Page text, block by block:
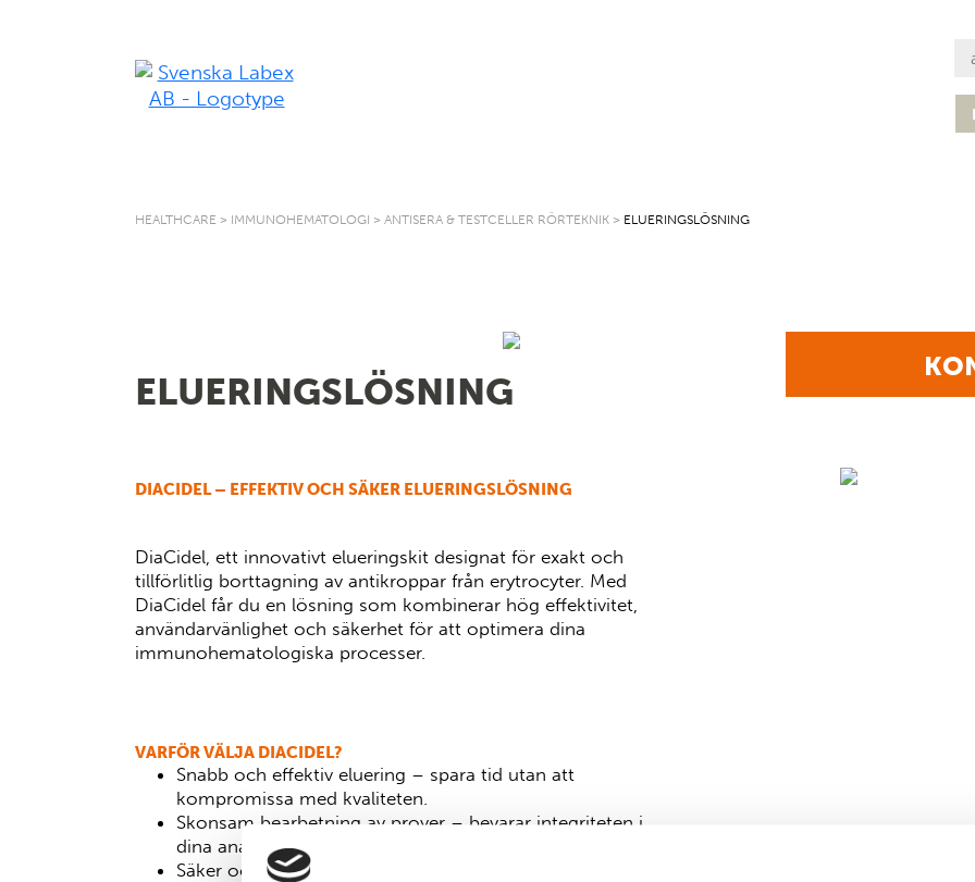
HEALTHCARE > IMMUNOHEMATOLOGI > ANTISERA & TESTCELLER RÖRTEKNIK > ELUERINGSLÖSNING
ELUERINGSLÖSNING
DIACIDEL – EFFEKTIV OCH SÄKER ELUERINGSLÖSNING
DiaCidel, ett innovativt elueringskit designat för exakt och
tillförlitlig borttagning av antikroppar från erytrocyter. Med
DiaCidel får du en lösning som kombinerar hög effektivitet,
användarvänlighet och säkerhet för att optimera dina
immunohematologiska processer.
VARFÖR VÄLJA DIACIDEL?
Snabb och effektiv eluering – spara tid utan att
kompromissa med kvaliteten.
Skonsam bearbetning av prover – bevarar integriteten i
dina analyser.
Säker och standardiserad procedur